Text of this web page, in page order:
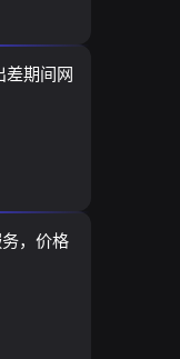
差期间网
，价格